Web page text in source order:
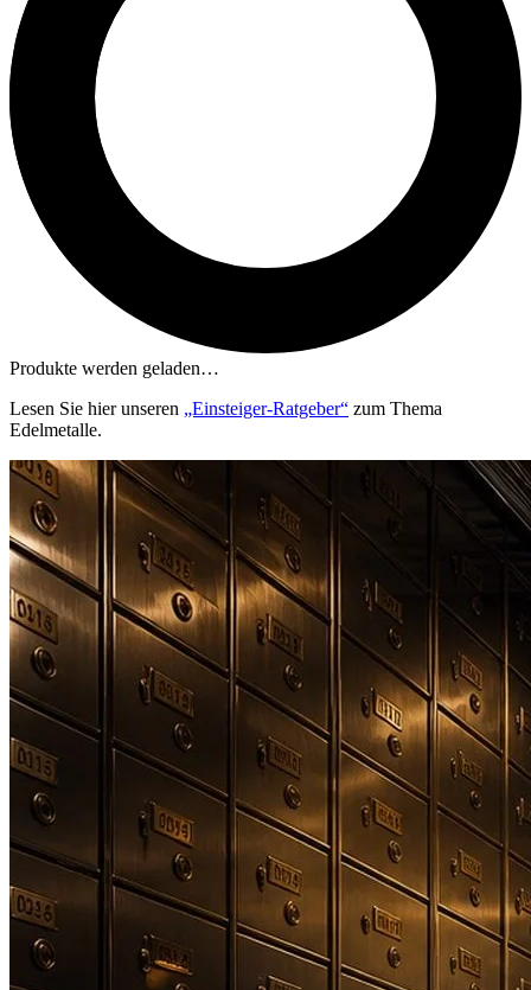
Produkte werden geladen…
Lesen Sie hier unseren „Einsteiger-Ratgeber“ zum Thema
Edelmetalle.